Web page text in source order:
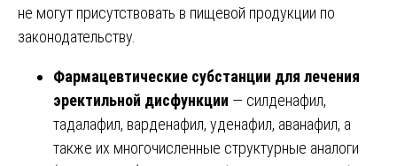
не могут присутствовать в пищевой продукции по
законодательству.
Фармацевтические субстанции для лечения
эректильной дисфункции — силденафил,
тадалафил, варденафил, уденафил, аванафил, а
также их многочисленные структурные аналоги